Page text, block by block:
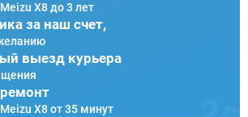
X8 до 3 лет
за наш счет,
выезд курьера
X8 от 35 минут